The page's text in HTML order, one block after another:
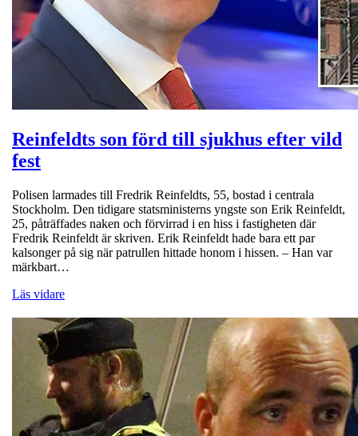
Reinfeldts son förd till sjukhus efter vild
fest
Polisen larmades till Fredrik Reinfeldts, 55, bostad i centrala
Stockholm. Den tidigare statsministerns yngste son Erik Reinfeldt,
25, påträffades naken och förvirrad i en hiss i fastigheten där
Fredrik Reinfeldt är skriven. Erik Reinfeldt hade bara ett par
kalsonger på sig när patrullen hittade honom i hissen. – Han var
märkbart…
Läs vidare